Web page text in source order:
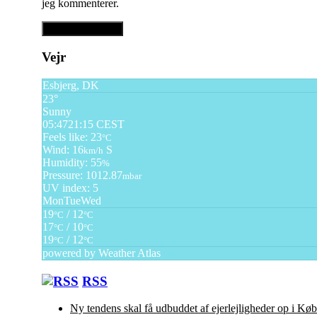
jeg kommenterer.
Vejr
Esbjerg, DK
23°
Sunny
05:4721:15 CEST
Feels like: 23°C
Wind: 16km/h S
Humidity: 55%
Pressure: 1012.87mbar
UV index: 5
MonTueWed
19°C / 12°C
17°C / 10°C
19°C / 12°C
powered by Weather Atlas
RSS
Ny tendens skal få udbuddet af ejerlejligheder op i